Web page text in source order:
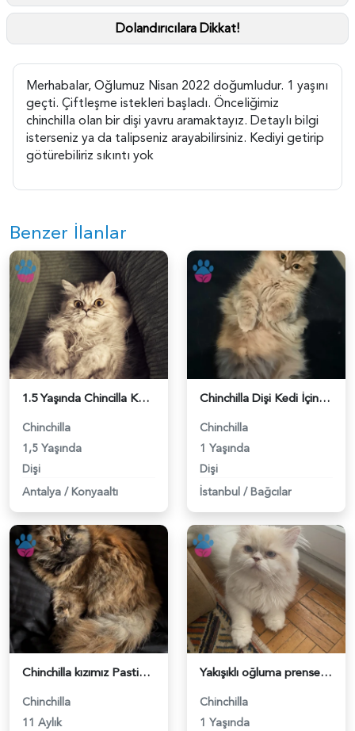
Dolandırıcılara Dikkat!
Merhabalar, Oğlumuz Nisan 2022 doğumludur. 1 yaşını
geçti. Çiftleşme istekleri başladı. Önceliğimiz
chinchilla olan bir dişi yavru aramaktayız. Detaylı bilgi
isterseniz ya da talipseniz arayabilirsiniz. Kediyi getirip
götürebiliriz sıkıntı yok
Benzer İlanlar
1.5 Yaşında Chincilla Kedim Eş Arıyor - 118983644
Chinchilla
1,5 Yaşında
Dişi
Antalya / Konyaaltı
Chinchilla Dişi Kedi İçin Çiftleşme İlanı - 118982952
Chinchilla
1 Yaşında
Dişi
İstanbul / Bağcılar
Chinchilla kızımız Pastis için kendi ırkından bir eş arıyoruz - 118982797
Chinchilla
11 Aylık
Yakışıklı oğluma prenses arıyorum - 118982720
Chinchilla
1 Yaşında